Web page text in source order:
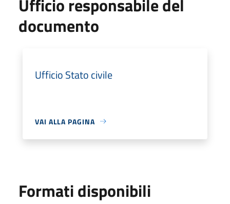
Ufficio responsabile del
documento
Ufficio Stato civile
VAI ALLA PAGINA
Formati disponibili